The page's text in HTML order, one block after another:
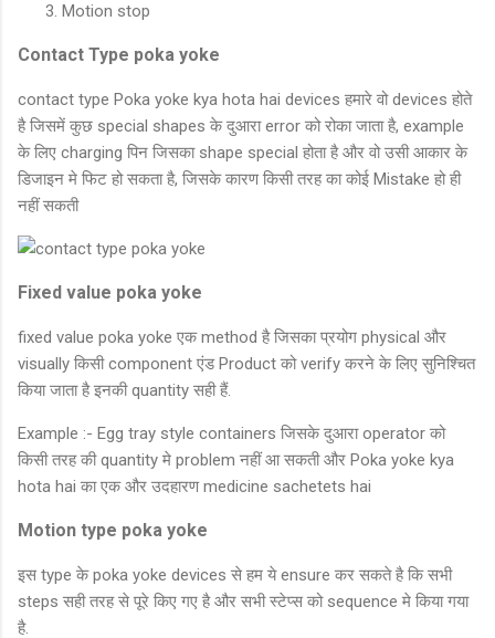
Motion stop
Contact Type poka yoke
contact type Poka yoke kya hota hai devices हमारे वो devices होते
है जिसमें कुछ special shapes के दुआरा error को रोका जाता है, example
के लिए charging पिन जिसका shape special होता है और वो उसी आकार के
डिजाइन मे फिट हो सकता है, जिसके कारण किसी तरह का कोई Mistake हो ही
नहीं सकती
Fixed value poka yoke
fixed value poka yoke एक method है जिसका प्रयोग physical और
visually किसी component एंड Product को verify करने के लिए सुनिश्चित
किया जाता है इनकी quantity सही हैं.
Example :- Egg tray style containers जिसके दुआरा operator को
किसी तरह की quantity मे problem नहीं आ सकती और Poka yoke kya
hota hai का एक और उदहारण medicine sachetets hai
Motion type poka yoke
इस type के poka yoke devices से हम ये ensure कर सकते है कि सभी
steps सही तरह से पूरे किए गए है और सभी स्टेप्स को sequence मे किया गया
है.